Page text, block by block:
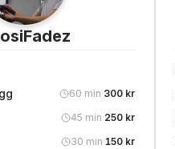
60 min 300 kr
45 min 250 kr
30 min ·150 kr